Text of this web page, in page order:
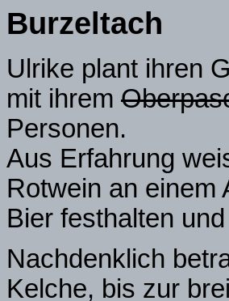
Burzeltach
Ulrike plant ihren
mit ihrem
Personen.
Aus Erfahrung
Rotwein an einem
Bier festhalten
Nachdenklich
Kelche, bis zur